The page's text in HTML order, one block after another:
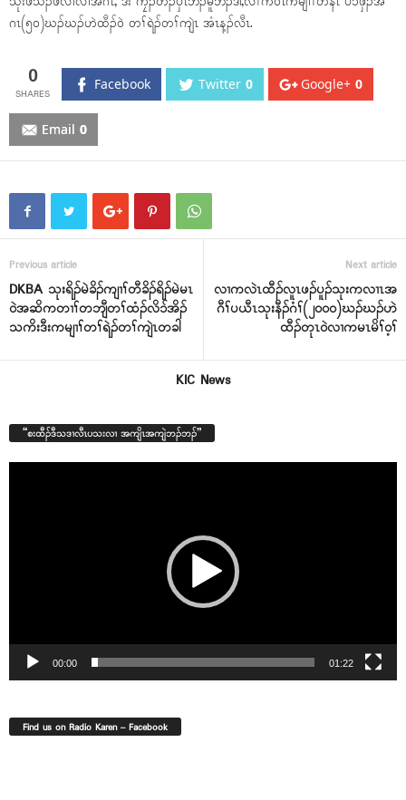
ဂၤ(၅၀)ဃၣ်ဃၣ်ဟဲထီၣ်ဝဲ တၢ်ရဲၣ်တၢ်ကျဲၤ အံၤန့ၣ်လီၤ.
0 Facebook Twitter 0 Google+ 0
Email 0
Previous article
DKBA သုးရိၣ်မဲခိၣ်ကျၢၢ်တီခိၣ်ရိၣ်မဲမၤ
ဝဲအဆိကတၢၢ်တဘျီတၢ်ထံၣ်လိၥ်အိၣ်
သကိးဒီးကမျၢၢ်တၢ်ရဲၣ်တၢ်ကျဲၤတခါ
Next article
လၢကလဲၤထီၣ်လူၤဖၣ်ပူၣ်သုးကလၢၤအ
ဂီၢ်ပယီၤသုးနီၣ်ဂံၢ်(၂၀၀၀)ဃၣ်ဃၣ်ဟဲ
ထီၣ်တုၤဝဲလၢကမၤမိၢ်ဝ့ၢ်
KIC News
“စးထီၣ်ဒီသဒၢလီၤပသးလၢ အကျိၤအကျဲဘၣ်ဘၣ်”
00:00 01:22
Find us on Radio Karen – Facebook